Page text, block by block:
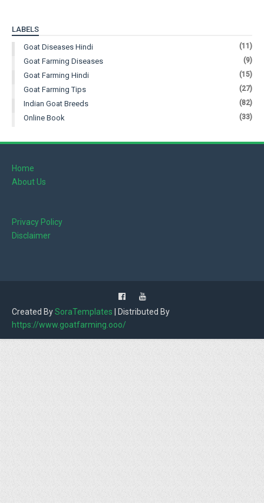
LABELS
Goat Diseases Hindi
(11)
Goat Farming Diseases (9)
Goat Farming Hindi (15)
Goat Farming Tips (27)
Indian Goat Breeds (82)
Online Book (33)
Home
About Us
Privacy Policy
Disclaimer
Created BySoraTemplates | Distributed By
https://www.goatfarming.ooo/